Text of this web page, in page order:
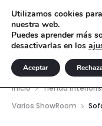
Inicio Tienda
Varios ShowRoom
Utilizamos cookies
nuestra web.
Puedes aprender más
desactivarlas en los
Aceptar